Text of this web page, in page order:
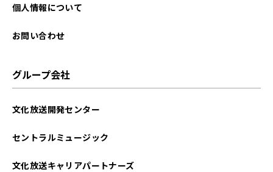
個人情報について
お問い合わせ
グループ会社
文化放送開発センター
セントラルミュージック
文化放送キャリアパートナーズ